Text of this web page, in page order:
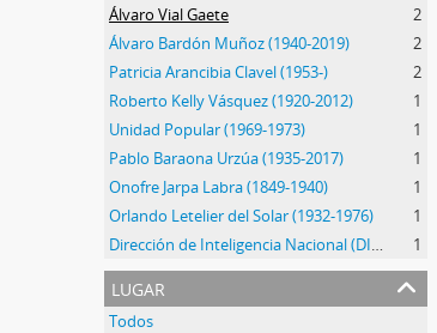
Álvaro Vial Gaete
2
Álvaro Bardón Muñoz (1940-2019)
2
Patricia Arancibia Clavel (1953-)
2
Roberto Kelly Vásquez (1920-2012)
1
Unidad Popular (1969-1973)
1
Pablo Baraona Urzúa (1935-2017)
1
Onofre Jarpa Labra (1849-1940)
1
Orlando Letelier del Solar (1932-1976)
1
Dirección de Inteligencia Nacional (DINA) (1974-1977)
1
lugar
Todos